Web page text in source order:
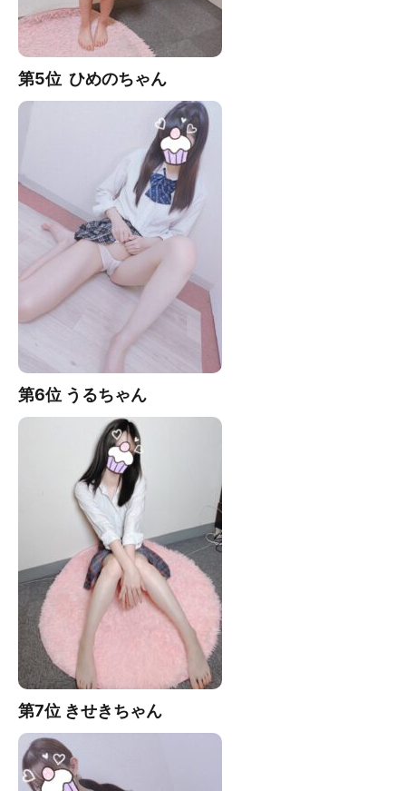
第5位 ひめのちゃん
第6位 うるちゃん
第7位 きせきちゃん